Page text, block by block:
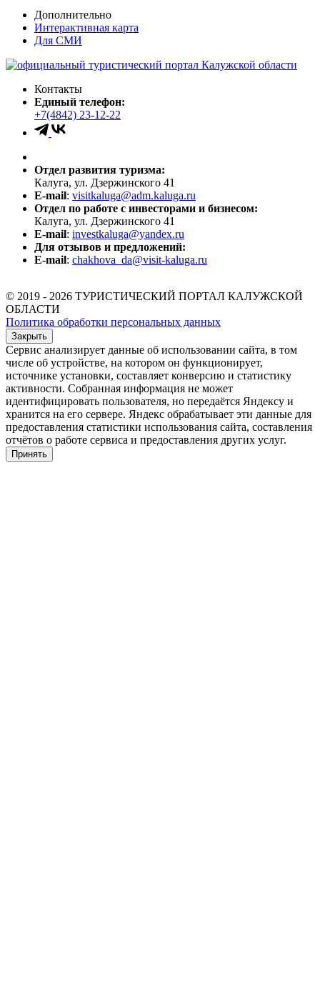
Дополнительно
Интерактивная карта
Для СМИ
Контакты
Единый телефон:
+7(4842) 23-12-22
Отдел развития туризма:
Калуга, ул. Дзержинского 41
E-mail: visitkaluga@adm.kaluga.ru
Отдел по работе с инвесторами и бизнесом:
Калуга, ул. Дзержинского 41
E-mail: investkaluga@yandex.ru
Для отзывов и предложений:
E-mail: chakhova_da@visit-kaluga.ru
© 2019 - 2026 ТУРИСТИЧЕСКИЙ ПОРТАЛ КАЛУЖСКОЙ
ОБЛАСТИ
Политика обработки персональных данных
Закрыть
Сервис анализирует данные об использовании сайта, в том
числе об устройстве, на котором он функционирует,
источнике установки, составляет конверсию и статистику
активности. Собранная информация не может
идентифицировать пользователя, но передаётся Яндексу и
хранится на его сервере. Яндекс обрабатывает эти данные для
предоставления статистики использования сайта, составления
отчётов о работе сервиса и предоставления других услуг.
Принять